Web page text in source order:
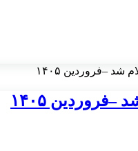
–فروردین ۱۴۰۵
۱۴۰۵